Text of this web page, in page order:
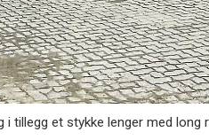
tillegg et stykke lenger med long